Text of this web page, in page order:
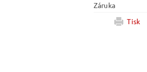
Záruka
Tisk